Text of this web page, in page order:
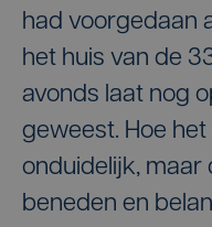
had voorgedaan
het huis van de
avonds laat nog
geweest. Hoe
onduidelijk, maar
beneden en